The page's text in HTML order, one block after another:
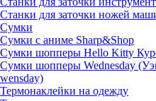
Станки для заточки ножей
Сумки
Сумки с аниме Sharp&Shop
Сумки шопперы Hello Kitty
Сумки шопперы Wednesday
wensday)
Термонаклейки на одежду